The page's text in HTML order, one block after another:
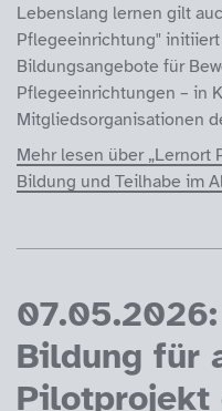
Lebenslang lernen gilt
Pflegeeinrichtung"
Bildungsangebote für
Pflegeeinrichtungen – in
Mitgliedsorganisationen
Mehr lesen über „Lernort
Bildung und Teilhabe im
Bildung für